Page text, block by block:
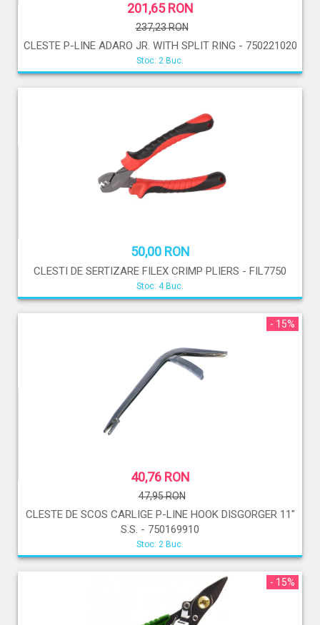
201,65 RON
237,23 RON
CLESTE P-LINE ADARO JR. WITH SPLIT RING - 750221020
Stoc: 2 Buc.
50,00 RON
CLESTI DE SERTIZARE FILEX CRIMP PLIERS - FIL7750
Stoc: 4 Buc.
- 15%
40,76 RON
47,95 RON
CLESTE DE SCOS CARLIGE P-LINE HOOK DISGORGER 11"
S.S. - 750169910
Stoc: 2 Buc.
- 15%